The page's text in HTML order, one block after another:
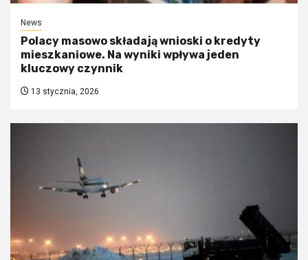
News
Polacy masowo składają wnioski o kredyty
mieszkaniowe. Na wyniki wpływa jeden
kluczowy czynnik
13 stycznia, 2026